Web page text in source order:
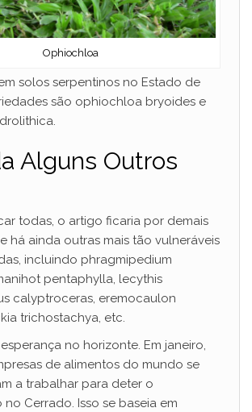
Ophiochloa
solos serpentinos no Estado de
são ophiochloa bryoides e
Alguns Outros
todas, o artigo ficaria por demais
há ainda outras mais tão vulneráveis
incluindo phragmipedium
pentaphylla, lecythis
calyptroceras, eremocaulon
trichostachya, etc.
no horizonte. Em janeiro,
de alimentos do mundo se
a trabalhar para deter o
Cerrado. Isso se baseia em